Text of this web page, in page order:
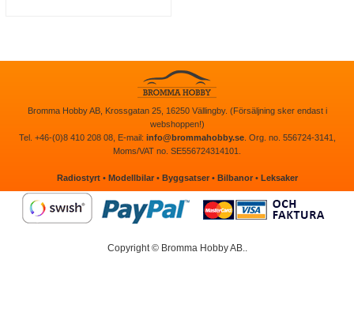
Bromma Hobby AB, Krossgatan 25, 16250 Vällingby. (Försäljning sker endast i
webshoppen!)
Tel. +46-(0)8 410 208 08, E-mail: info@brommahobby.se. Org. no. 556724-3141,
Moms/VAT no. SE556724314101.
Radiostyrt• Modellbilar• Byggsatser• Bilbanor• Leksaker
Copyright © Bromma Hobby AB..